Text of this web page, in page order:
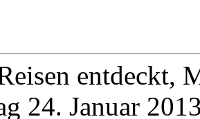
entdeckt,
24. Januar